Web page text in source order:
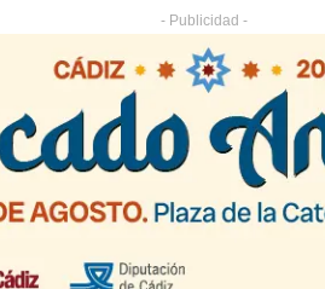
- Publicidad -